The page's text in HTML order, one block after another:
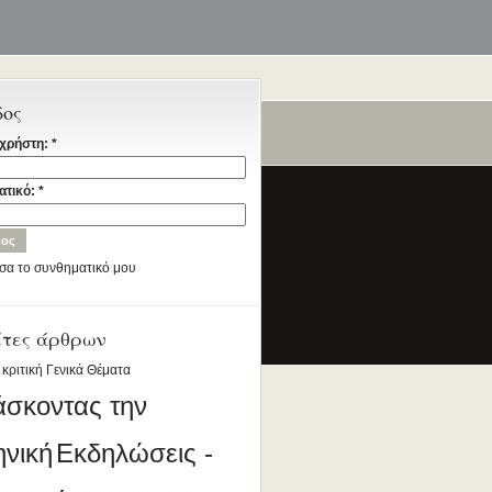
*
*
το συνθηματικό μου
άρθρων
Γενικά Θέματα
την
Εκδηλώσεις -
την Ελληνική Γλώσσα